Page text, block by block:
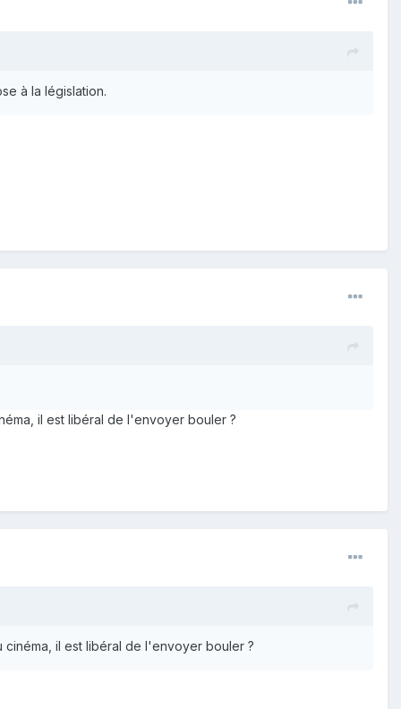
à la législation.
il est libéral de l'envoyer bouler ?
il est libéral de l'envoyer bouler ?